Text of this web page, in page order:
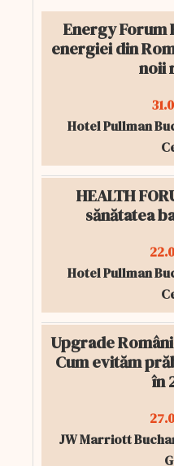
Energy Forum
energiei din
noii
Hotel Pullman
HEALTH
sănătatea
Hotel Pullman
Upgrade
Cum evităm
în
JW Marriott